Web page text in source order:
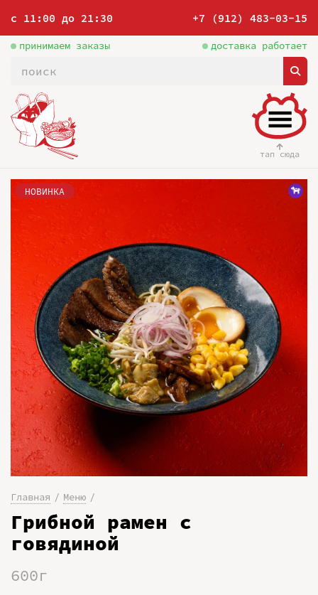
с 11:00 до 21:30 +7 (912) 483-03-15
принимаем заказы доставка работает
тап сюда
НОВИНКА
Главная Меню
Грибной рамен с
говядиной
600г